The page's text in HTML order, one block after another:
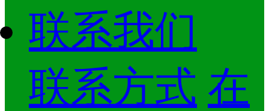
联系我们
联系方式 在